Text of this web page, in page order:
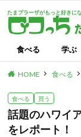
たまプラーザがもっと好きに
食べる 学ぶ
HOME 食べる
食べる 買う
話題のハワイ
をレポート！